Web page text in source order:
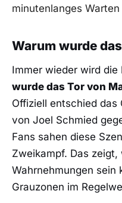
minutenlanges
Warum wurde
Immer wieder wird die
wurde das Tor von
Offiziell entschied das
von Joel Schmied
Fans sahen diese
Zweikampf. Das
Wahrnehmungen sein
Grauzonen im